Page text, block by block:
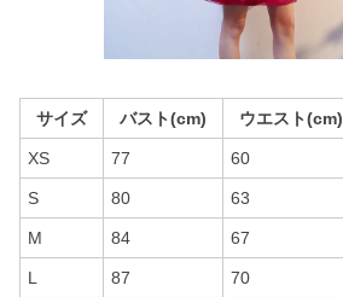
サイズ バスト(cm) ウエスト(cm)
XS 77 60
S 80 63
M 84 67
L 87 70